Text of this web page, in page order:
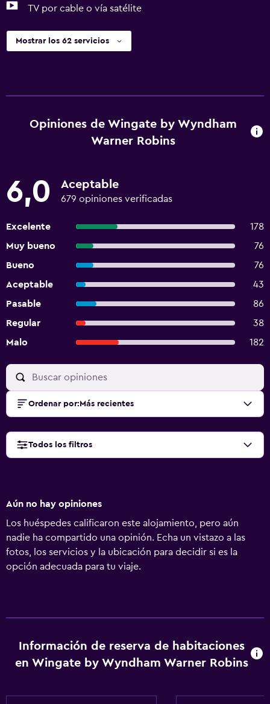
TV por cable o vía satélite
Mostrar los 62 servicios
Opiniones de Wingate by Wyndham
Warner Robins
6,0 Aceptable
679 opiniones verificadas
Excelente
178
Muy bueno
76
Bueno
76
Aceptable
43
Pasable
86
Regular
38
Malo
182
Ordenar por: Más recientes
Todos los filtros
Aún no hay opiniones
Los huéspedes calificaron este alojamiento, pero aún
nadie ha compartido una opinión. Echa un vistazo a las
fotos, los servicios y la ubicación para decidir si es la
opción adecuada para tu viaje.
Información de reserva de habitaciones
en Wingate by Wyndham Warner Robins